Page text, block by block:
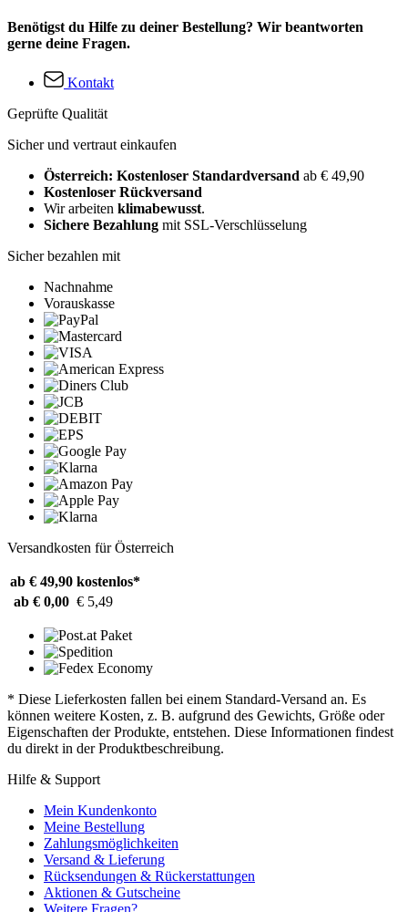
Benötigst du Hilfe zu deiner Bestellung? Wir beantworten
gerne deine Fragen.
Kontakt
Geprüfte Qualität
Sicher und vertraut einkaufen
Österreich: Kostenloser Standardversand ab € 49,90
Kostenloser Rückversand
Wir arbeiten klimabewusst.
Sichere Bezahlung mit SSL-Verschlüsselung
Sicher bezahlen mit
Nachnahme
Vorauskasse
Versandkosten für Österreich
ab € 49,90 kostenlos*
ab € 0,00 € 5,49
* Diese Lieferkosten fallen bei einem Standard-Versand an. Es
können weitere Kosten, z. B. aufgrund des Gewichts, Größe oder
Eigenschaften der Produkte, entstehen. Diese Informationen findest
du direkt in der Produktbeschreibung.
Hilfe & Support
Mein Kundenkonto
Meine Bestellung
Zahlungsmöglichkeiten
Versand & Lieferung
Rücksendungen & Rückerstattungen
Aktionen & Gutscheine